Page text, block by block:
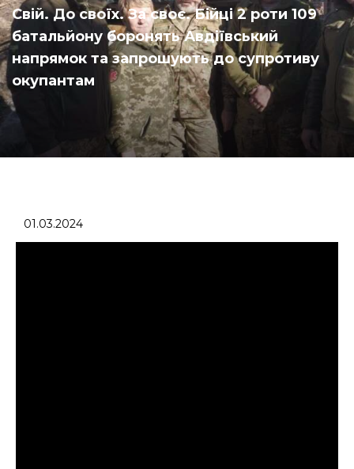
Свій. До своїх. За своє. Бійці 2 роти 109
батальйону боронять Авдіївський
напрямок та запрошують до супротиву
окупантам
01.03.2024